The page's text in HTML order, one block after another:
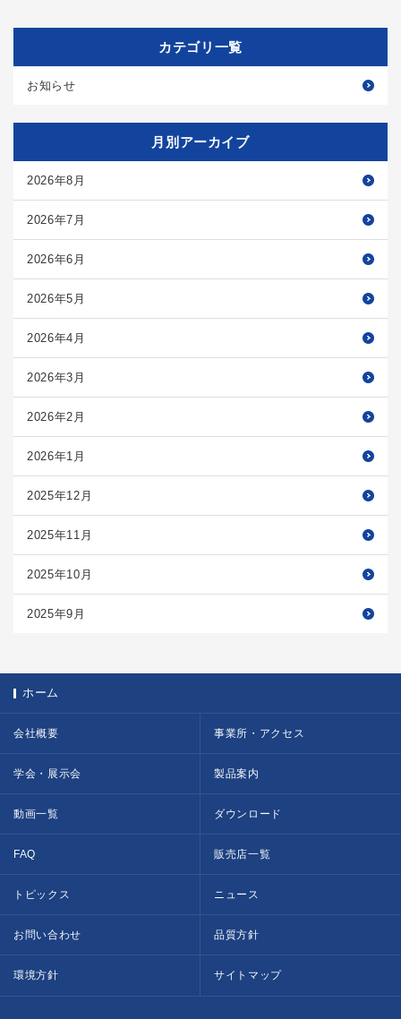
カテゴリ一覧
お知らせ
月別アーカイブ
2026年8月
2026年7月
2026年6月
2026年5月
2026年4月
2026年3月
2026年2月
2026年1月
2025年12月
2025年11月
2025年10月
2025年9月
ホーム
会社概要 事業所・アクセス
学会・展示会 製品案内
動画一覧 ダウンロード
FAQ 販売店一覧
トピックス ニュース
お問い合わせ 品質方針
環境方針 サイトマップ